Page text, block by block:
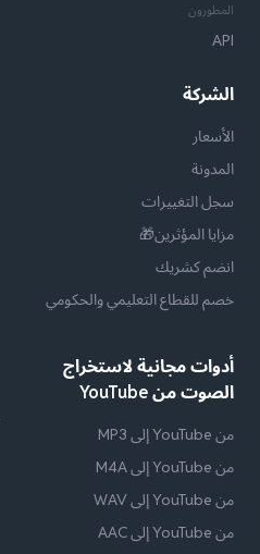
المطورون
API
الشركة
الأسعار
المدونة
سجل التغييرات
مزايا المؤثرين🎁
انضم كشريك
خصم للقطاع التعليمي والحكومي
أدوات مجانية لاستخراج
الصوت من YouTube
من YouTube إلى MP3
من YouTube إلى M4A
من YouTube إلى WAV
من YouTube إلى AAC